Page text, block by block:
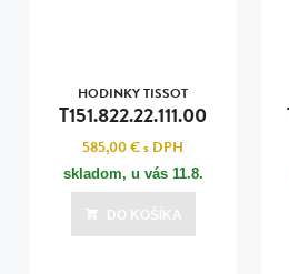
HODINKY TISSOT
T151.822.22.111.00
585,00 €s DPH
skladom, u vás 11.8.
DO KOŠÍKA